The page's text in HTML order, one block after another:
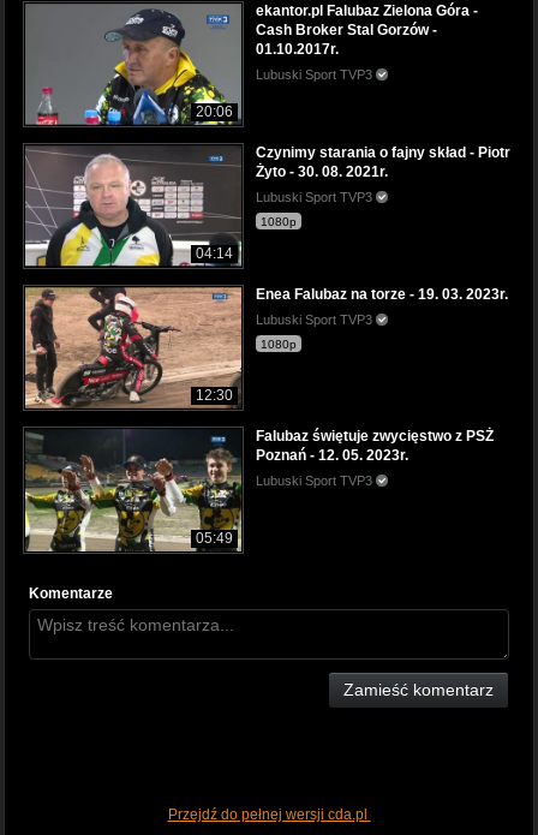
20:06
ekantor.pl Falubaz Zielona Góra -
Cash Broker Stal Gorzów -
01.10.2017r.
Lubuski Sport TVP3
04:14
Czynimy starania o fajny skład - Piotr
Żyto - 30. 08. 2021r.
Lubuski Sport TVP3
1080p
12:30
Enea Falubaz na torze - 19. 03. 2023r.
Lubuski Sport TVP3
1080p
05:49
Falubaz świętuje zwycięstwo z PSŻ
Poznań - 12. 05. 2023r.
Lubuski Sport TVP3
Komentarze
Zamieść komentarz
Przejdź do pełnej wersji cda.pl